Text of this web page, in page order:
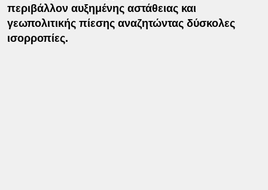
περιβάλλον αυξημένης αστάθειας και
γεωπολιτικής πίεσης αναζητώντας δύσκολες
ισορροπίες.